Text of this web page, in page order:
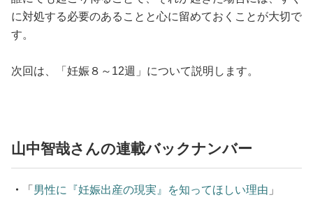
に対処する必要のあることと心に留めておくことが大切で
す。
次回は、「妊娠８～12週」について説明します。
山中智哉さんの連載バックナンバー
・ 「 男性に『妊娠出産の現実』を知ってほしい理由 」